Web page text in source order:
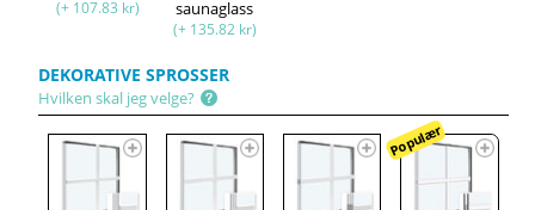
(+ 107.83 kr)
saunaglass
(+ 135.82 kr)
DEKORATIVE SPROSSER
Hvilken skal jeg velge?
Populær